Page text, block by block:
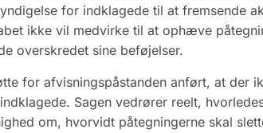
for indklagede til at fremsende
ikke vil medvirke til at ophæve
overskredet sine beføjelser.
for afvisningspåstanden anført, at der
Sagen vedrører reelt,
om, hvorvidt påtegningerne skal